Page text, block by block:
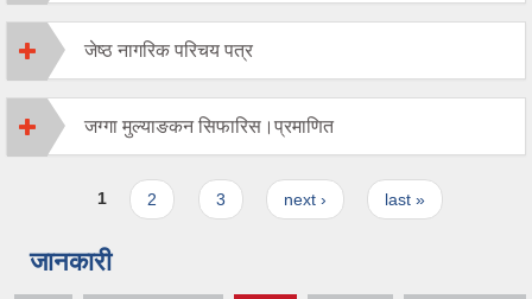
जेष्ठ नागरिक परिचय पत्र
जग्गा मुल्याङकन सिफारिस।प्रमाणित
Pages
1 2 3 next › last »
जानकारी